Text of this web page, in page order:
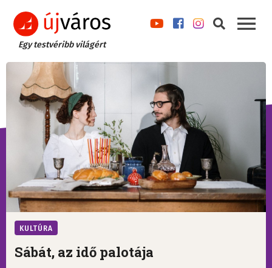
Egy testvéribb világért
KULTÚRA
Sábát, az idő palotája